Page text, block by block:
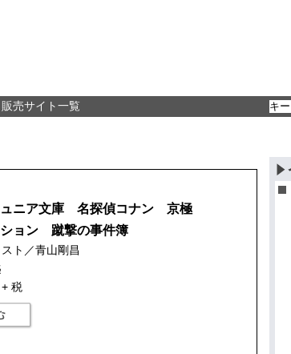
販売サイト一覧
ュニア文庫 名探偵コナン 京極
ョン 蹴撃の事件簿
ト／青山剛昌
税